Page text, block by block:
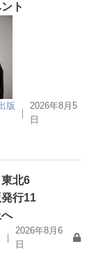
ト
版
｜
2026年8月5
日
北6
行11
｜
2026年8月6
日